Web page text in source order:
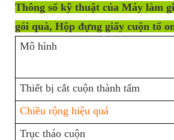
Thông số kỹ thuật của Máy làm
gói quà, Hộp đựng giấy cuộn tổ
Mô hình
Thiết bị cắt cuộn thành tấm
Chiều rộng hiệu quả
Trục tháo cuộn